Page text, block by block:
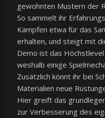
gewohnten Mustern der
So sammelt ihr
Kämpfen etwa für das
erhalten, und steigt mit
Demo ist das
weshalb einige
Zusätzlich könnt ihr bei
Materialien neue
Hier greift das
zur Verbesserung des